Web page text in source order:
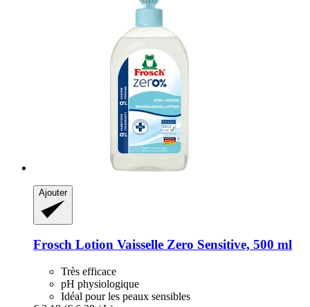
Ajouter
Frosch Lotion Vaisselle Zero Sensitive, 500 ml
Très efficace
pH physiologique
Idéal pour les peaux sensibles